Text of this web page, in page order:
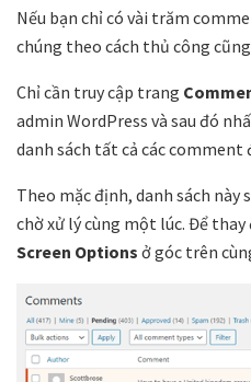
Nếu bạn chỉ có vài trăm
chúng theo cách thủ công
Chỉ cần truy cập trang
admin WordPress và sau đó
danh sách tất cả các comment
Theo mặc định, danh sách
chờ xử lý cùng một lúc. Để thay
Screen Options ở góc trên